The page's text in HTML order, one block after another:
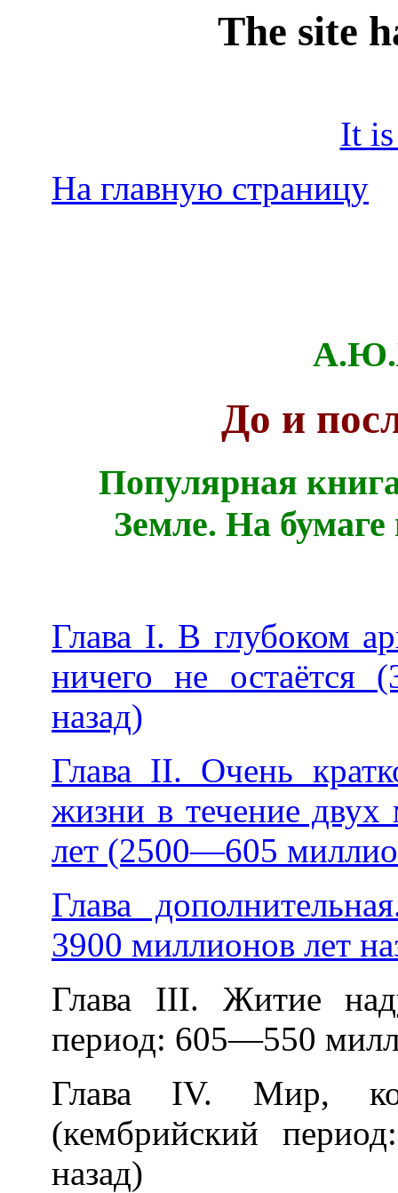
The site
It
На главную страницу
До и
Популярная
Земле. На
Глава I. В глубоком
ничего не остаётся
назад)
Глава II. Очень
жизни в течение двух
лет (2500—605
Глава
3900 миллионов лет
Глава III. Житие
период: 605—550
Глава IV. Мир,
(кембрийский
назад)